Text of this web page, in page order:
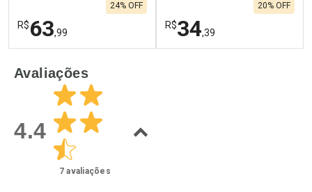
R$63,99
24% OFF
Laboratório
Por Menos
R$34,39
20% OFF
Avaliações
4.4
7 avaliações